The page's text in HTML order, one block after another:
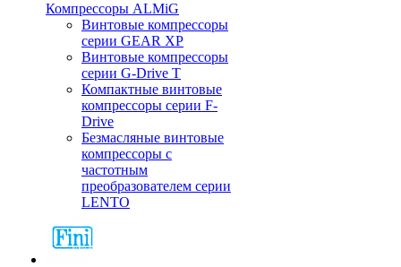
Компрессоры ALMiG
Винтовые компрессоры
серии GEAR XP
Винтовые компрессоры
серии G-Drive T
Компактные винтовые
компрессоры серии F-
Drive
Безмасляные винтовые
компрессоры с
частотным
преобразователем серии
LENTO